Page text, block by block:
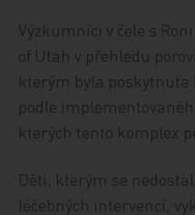
Výzkumníci v čele s
of Utah v přehledu
kterým byla
podle
kterých tento komplex
Děti, kterým se
léčebných intervencí,